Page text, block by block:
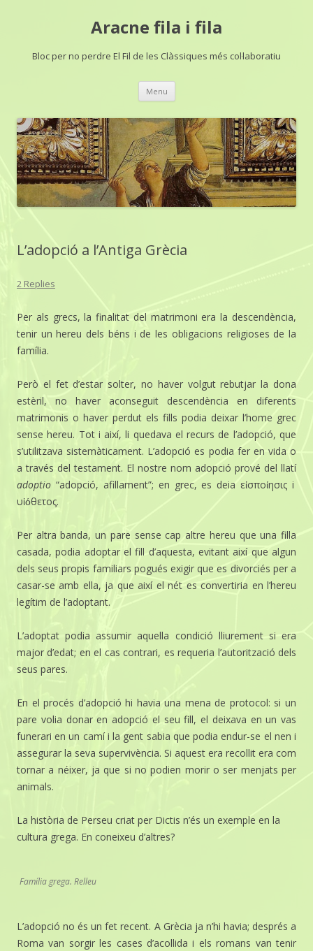
Aracne fila i fila
Bloc per no perdre El Fil de les Clàssiques més col·laboratiu
Menu Skip
L’adopció a l’Antiga Grècia
2 Replies
Per als grecs, la finalitat del matrimoni era la descendència,
tenir un hereu dels béns i de les obligacions religioses de la
família.
Però el fet d’estar solter, no haver volgut rebutjar la dona
estèril, no haver aconseguit descendència en diferents
matrimonis o haver perdut els fills podia deixar l’home grec
sense hereu. Tot i així, li quedava el recurs de l’adopció, que
s’utilitzava sistemàticament. L’adopció es podia fer en vida o
a través del testament. El nostre nom adopció prové del llatí
adoptio “adopció, afillament”; en grec, es deia εἰσποίησις i
υἱόθετος.
Per altra banda, un pare sense cap altre hereu que una filla
casada, podia adoptar el fill d’aquesta, evitant així que algun
dels seus propis familiars pogués exigir que es divorciés per a
casar-se amb ella, ja que així el nét es convertiria en l’hereu
legítim de l’adoptant.
L’adoptat podia assumir aquella condició lliurement si era
major d’edat; en el cas contrari, es requeria l’autorització dels
seus pares.
En el procés d’adopció hi havia una mena de protocol: si un
pare volia donar en adopció el seu fill, el deixava en un vas
funerari en un camí i la gent sabia que podia endur-se el nen i
assegurar la seva supervivència. Si aquest era recollit era com
tornar a néixer, ja que si no podien morir o ser menjats per
animals.
La història de Perseu criat per Dictis n’és un exemple en la
cultura grega. En coneixeu d’altres?
Família grega. Relleu
L’adopció no és un fet recent. A Grècia ja n’hi havia; després a
Roma van sorgir les cases d’acollida i els romans van tenir